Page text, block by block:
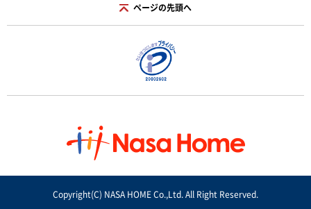
ページの先頭へ
Copyright(C) NASA HOME Co.,Ltd. All Right Reserved.